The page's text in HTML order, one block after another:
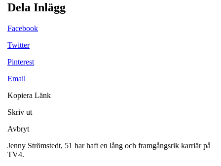
Dela Inlägg
Facebook
Twitter
Pinterest
Email
Kopiera Länk
Skriv ut
Avbryt
Jenny Strömstedt, 51 har haft en lång och framgångsrik karriär på
TV4.